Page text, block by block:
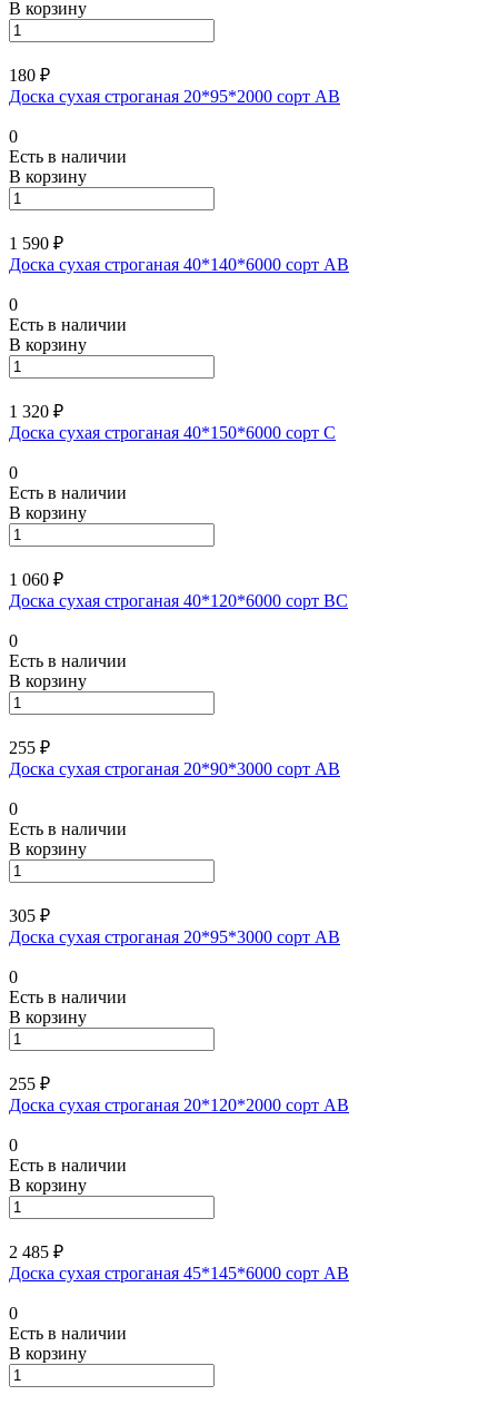
В корзину
180 ₽
Доска сухая строганая 20*95*2000 сорт АВ
0
Есть в наличии
В корзину
1 590 ₽
Доска сухая строганая 40*140*6000 сорт АВ
0
Есть в наличии
В корзину
1 320 ₽
Доска сухая строганая 40*150*6000 сорт С
0
Есть в наличии
В корзину
1 060 ₽
Доска сухая строганая 40*120*6000 сорт ВС
0
Есть в наличии
В корзину
255 ₽
Доска сухая строганая 20*90*3000 сорт АВ
0
Есть в наличии
В корзину
305 ₽
Доска сухая строганая 20*95*3000 сорт АВ
0
Есть в наличии
В корзину
255 ₽
Доска сухая строганая 20*120*2000 сорт АВ
0
Есть в наличии
В корзину
2 485 ₽
Доска сухая строганая 45*145*6000 сорт АВ
0
Есть в наличии
В корзину